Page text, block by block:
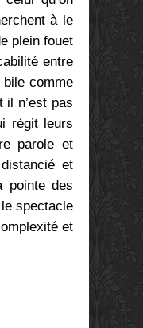
à le
plein fouet
entre
comme
il n’est pas
régit leurs
parole et
et
pointe des
spectacle
et